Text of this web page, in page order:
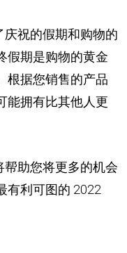
祝的假期和购物的
假期是购物的黄金
根据您销售的产品
能拥有比其他人更
助您将更多的机会
有利可图的 2022